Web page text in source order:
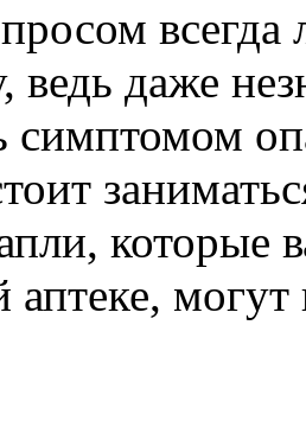
ведь даже
симптомом
которые
могут